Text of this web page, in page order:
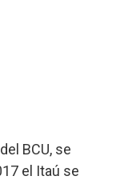
BCU, se
el Itaú se